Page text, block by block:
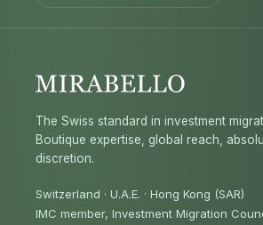
The Swiss standard in investment
Boutique expertise, global reach,
discretion.
Switzerland · U.A.E. · Hong Kong (SAR)
IMC member, Investment Migration